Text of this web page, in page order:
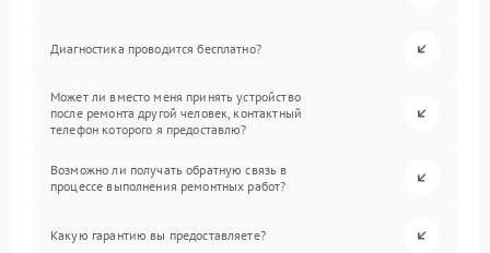
Диагностика проводится бесплатно?
Может ли вместо меня принять устройство
после ремонта другой человек, контактный
телефон которого я предоставлю?
Возможно ли получать обратную связь в
процессе выполнения ремонтных работ?
Какую гарантию вы предоставляете?